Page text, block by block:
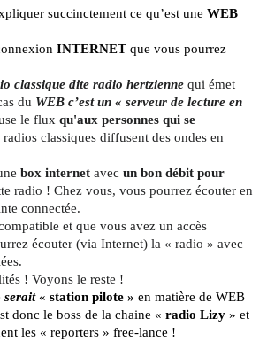
succinctement ce qu’est une WEB
INTERNET que vous pourrez
classique dite radio hertzienne qui émet
du WEB c’est un « serveur de lecture en
le flux qu'aux personnes qui se
radios classiques diffusent des ondes en
box internet avec un bon débit pour
radio ! Chez vous, vous pourrez écouter en
connectée.
et que vous avez un accès
écouter (via Internet) la « radio » avec
! Voyons le reste !
serait« station pilote » en matière de WEB
donc le boss de la chaine « radio Lizy » et
les « reporters » free-lance !